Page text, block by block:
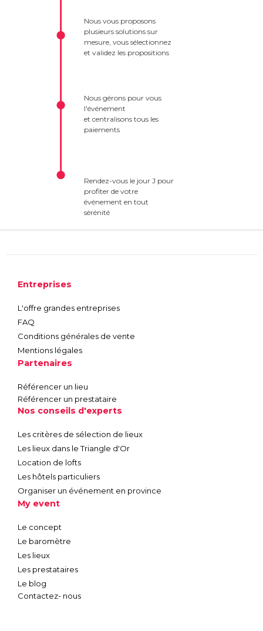
Nous vous proposons
plusieurs solutions sur
mesure, vous sélectionnez
et validez les propositions
Nous gérons pour vous
l'événement
et centralisons tous les
paiements
Rendez-vous le jour J pour
profiter de votre
événement en tout
sérénité
Entreprises
L'offre grandes entreprises
FAQ
Conditions générales de vente
Mentions légales
Partenaires
Référencer un lieu
Référencer un prestataire
Nos conseils d'experts
Les critères de sélection de lieux
Les lieux dans le Triangle d'Or
Location de lofts
Les hôtels particuliers
Organiser un événement en province
My event
Le concept
Le baromètre
Les lieux
Les prestataires
Le blog
Contactez- nous